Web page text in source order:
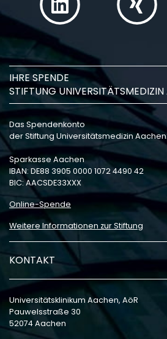
IHRE SPENDE
STIFTUNG
Das Spendenkonto
der Stiftung Universitätsmedizin
Sparkasse Aachen
IBAN: DE88 3905 0000 1072 4490 42
BIC: AACSDE33XXX
Online-Spende
Weitere Informationen zur Stiftung
KONTAKT
Universitätsklinikum Aachen, AöR
Pauwelsstraße 30
52074 Aachen